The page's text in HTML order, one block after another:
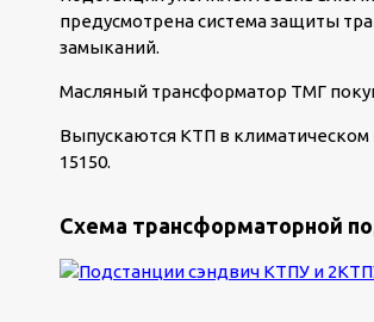
предусмотрена система защиты
замыканий.
Масляный трансформатор ТМГ
Выпускаются КТП в климатическом
15150.
Схема трансформаторной